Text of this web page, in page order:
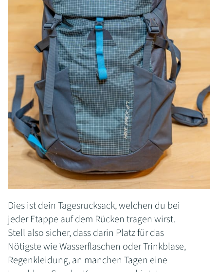
Dies ist dein Tagesrucksack, welchen du bei
jeder Etappe auf dem Rücken tragen wirst.
Stell also sicher, dass darin Platz für das
Nötigste wie Wasserflaschen oder Trinkblase,
Regenkleidung, an manchen Tagen eine